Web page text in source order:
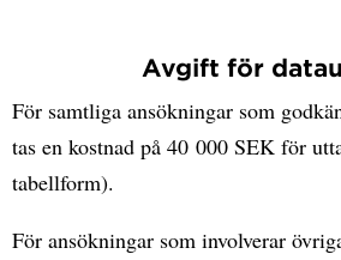
Avgift för
För samtliga ansökningar som
tas en kostnad på 40 000 SEK för
tabellform).
För ansökningar som involverar